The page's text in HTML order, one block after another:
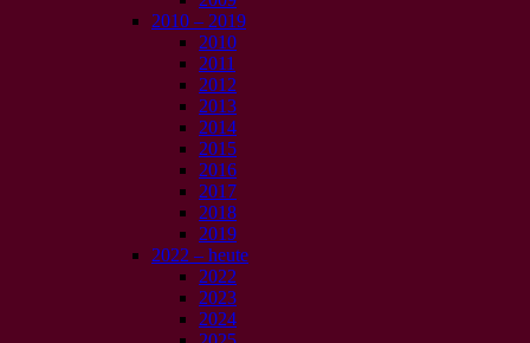
2010 – 2019
2010
2011
2012
2013
2014
2015
2016
2017
2018
2019
2022 – heute
2022
2023
2024